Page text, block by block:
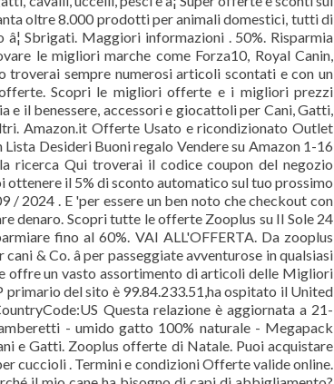
oltre 8.000 prodotti per animali domestici, tutti di
Sbrigati. Maggiori informazioni . 50%. Risparmia
le migliori marche come Forza10, Royal Canin,
troverai sempre numerosi articoli scontati e con un
offerte. Scopri le migliori offerte e i migliori prezzi
e il benessere, accessori e giocattoli per Cani, Gatti,
Amazon.it Offerte Usato e ricondizionato Outlet
Desideri Buoni regalo Vendere su Amazon 1-16
ricerca Qui troverai il codice coupon del negozio
ottenere il 5% di sconto automatico sul tuo prossimo
2024 . E 'per essere un ben noto che checkout con
denaro. Scopri tutte le offerte Zooplus su Il Sole 24
fino al 60%. VAI ALL'OFFERTA. Da zooplus
& Co. â per passeggiate avventurose in qualsiasi
offre un vasto assortimento di articoli delle Migliori
del sito è 99.84.233.51,ha ospitato il United
Questa relazione è aggiornata a 21-
- umido gatto 100% naturale - Megapack
e Gatti. Zooplus offerte di Natale. Puoi acquistare
cuccioli . Termini e condizioni Offerte valide online.